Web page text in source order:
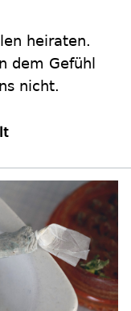
heiraten.
dem Gefühl
nicht.